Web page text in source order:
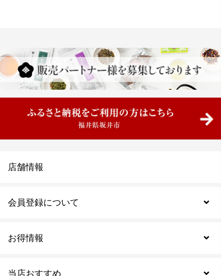
当店おすすめ
お得情報
会員登録について
店舗情報